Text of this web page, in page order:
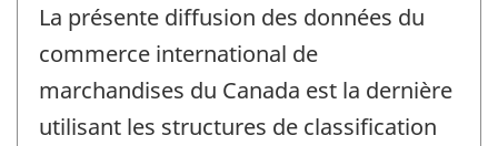
référence
de
-
La présente diffusion des données du
commerce international de
marchandises du Canada est la dernière
utilisant les structures de classification